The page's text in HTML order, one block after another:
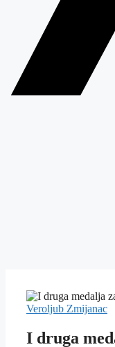
Veroljub Zmijanac
I druga